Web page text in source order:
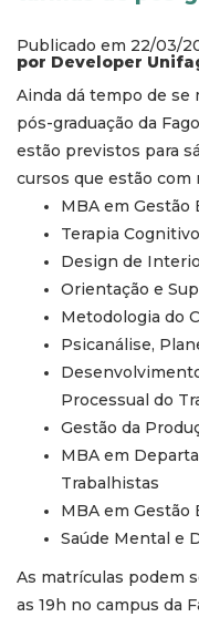
Publicado em 22/03/
por Developer
Ainda dá tempo de se
pós-graduação da
estão previstos para
cursos que estão com
MBA em Gestão
Terapia
Design de
Orientação e
Metodologia do
Psicanálise,
Processual do
Gestão da
MBA em
Trabalhistas
MBA em Gestão
Saúde Mental e
As matrículas podem
as 19h no campus da